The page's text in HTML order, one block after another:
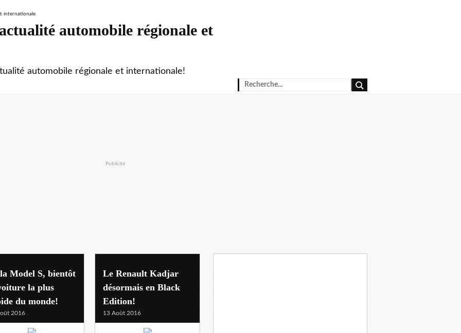
automobile régionale et
automobile régionale et internationale!
Publicité
Model S, bientôt
la plus
du monde!
2016
Le Renault Kadjar
désormais en Black
Edition!
13 Août 2016